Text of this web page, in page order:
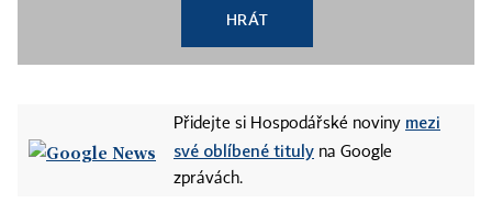
HRÁT
Přidejte si Hospodářské noviny mezi
své oblíbené tituly na Google
zprávách.